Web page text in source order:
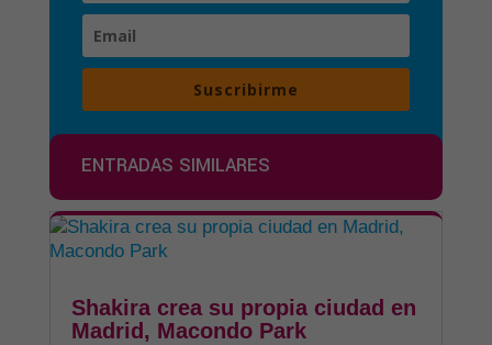
Suscribirme
ENTRADAS SIMILARES
Shakira crea su propia ciudad en
Madrid, Macondo Park